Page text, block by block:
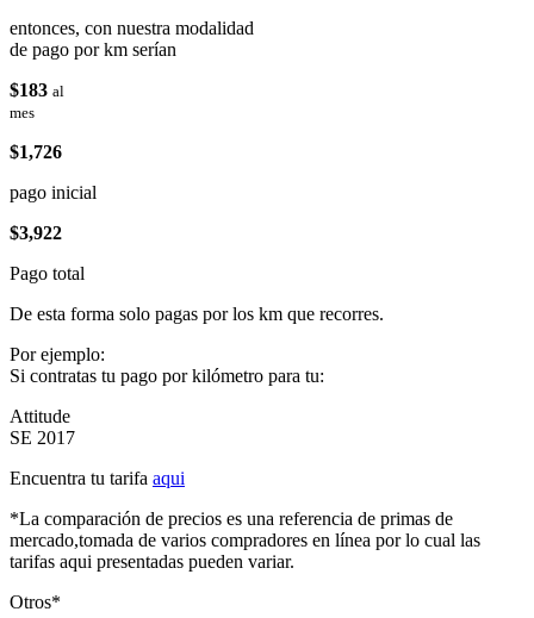
entonces, con nuestra modalidad
de pago por km serían
$183 al
mes
$1,726
pago inicial
$3,922
Pago total
De esta forma solo pagas por los km que recorres.
Por ejemplo:
Si contratas tu pago por kilómetro para tu:
Attitude
SE 2017
Encuentra tu tarifa aqui
*La comparación de precios es una referencia de primas de
mercado,tomada de varios compradores en línea por lo cual las
tarifas aqui presentadas pueden variar.
Otros*